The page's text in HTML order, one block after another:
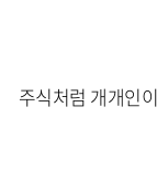
주식처럼 개개인